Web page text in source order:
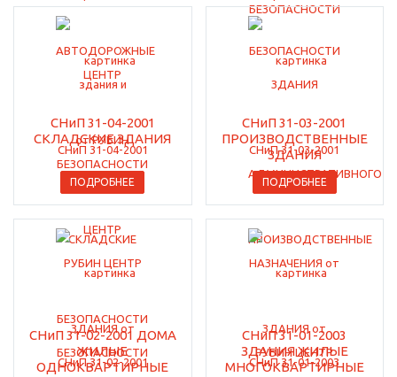
СНиП 31-04-2001
СКЛАДСКИЕ ЗДАНИЯ
ПОДРОБНЕЕ
СНиП 31-03-2001
ПРОИЗВОДСТВЕННЫЕ
ЗДАНИЯ
ПОДРОБНЕЕ
СНиП 31-02-2001 ДОМА
ЖИЛЫЕ
ОДНОКВАРТИРНЫЕ
СНиП 31-01-2003
ЗДАНИЯ ЖИЛЫЕ
МНОГОКВАРТИРНЫЕ